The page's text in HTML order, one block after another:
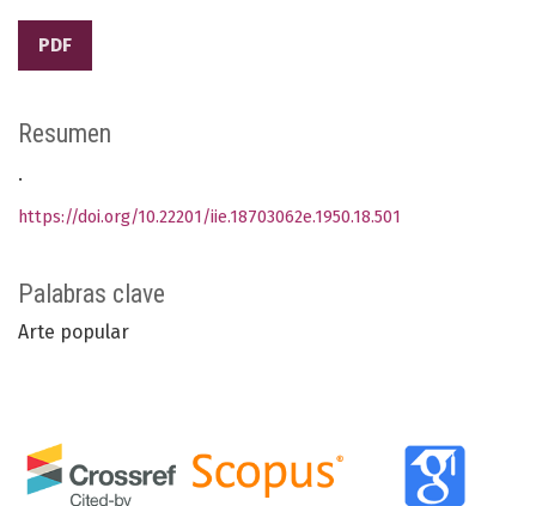
PDF
Palabras clave
Arte popular
Resumen
.
https://doi.org/10.22201/iie.18703062e.1950.18.501